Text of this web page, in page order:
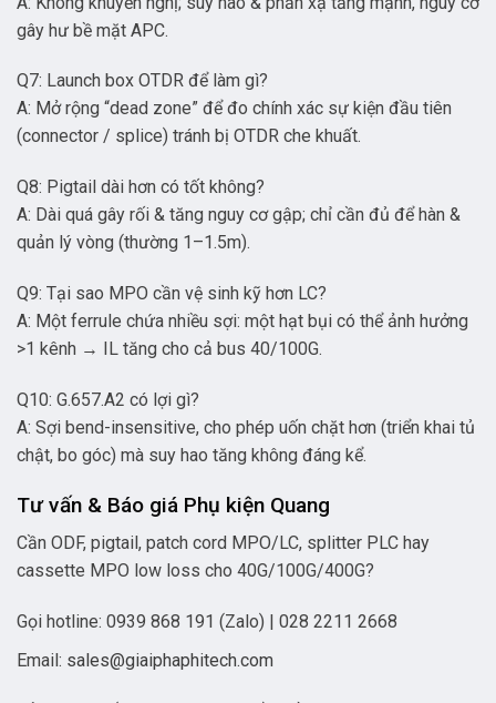
gây hư bề mặt APC.
Q7: Launch box OTDR để làm gì?
A: Mở rộng “dead zone” để đo chính xác sự kiện đầu tiên
(connector / splice) tránh bị OTDR che khuất.
Q8: Pigtail dài hơn có tốt không?
A: Dài quá gây rối & tăng nguy cơ gập; chỉ cần đủ để hàn &
quản lý vòng (thường 1–1.5m).
Q9: Tại sao MPO cần vệ sinh kỹ hơn LC?
A: Một ferrule chứa nhiều sợi: một hạt bụi có thể ảnh hưởng
>1 kênh → IL tăng cho cả bus 40/100G.
Q10: G.657.A2 có lợi gì?
A: Sợi bend-insensitive, cho phép uốn chặt hơn (triển khai tủ
chật, bo góc) mà suy hao tăng không đáng kể.
Tư vấn & Báo giá Phụ kiện Quang
Cần ODF, pigtail, patch cord MPO/LC, splitter PLC hay
cassette MPO low loss cho 40G/100G/400G?
Gọi hotline: 0939 868 191 (Zalo) | 028 2211 2668
Email: sales@giaiphaphitech.com